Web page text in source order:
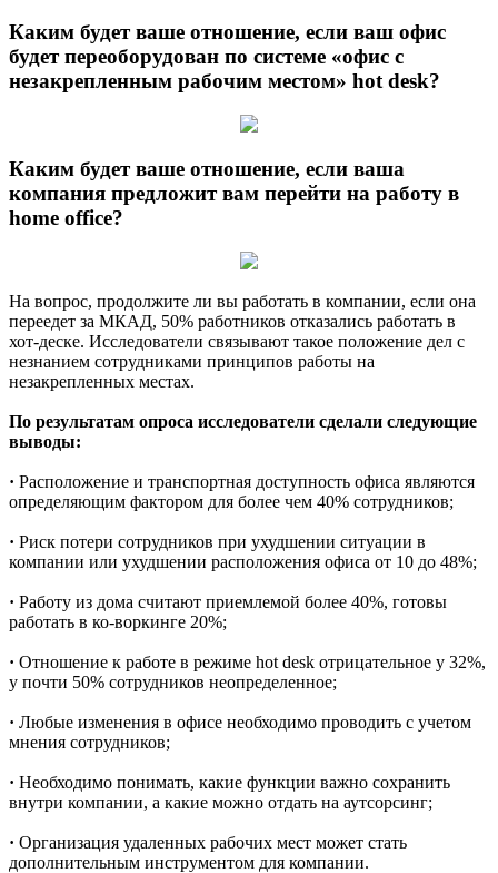
Каким будет ваше отношение, если ваш офис
будет переоборудован по системе «офис с
незакрепленным рабочим местом» hot desk?
Каким будет ваше отношение, если ваша
компания предложит вам перейти на работу в
home office?
На вопрос, продолжите ли вы работать в компании, если она
переедет за МКАД, 50% работников отказались работать в
хот-деске. Исследователи связывают такое положение дел с
незнанием сотрудниками принципов работы на
незакрепленных местах.
По результатам опроса исследователи cделали следующие
выводы:
· Расположение и транспортная доступность офиса являются
определяющим фактором для более чем 40% сотрудников;
· Риск потери сотрудников при ухудшении ситуации в
компании или ухудшении расположения офиса от 10 до 48%;
· Работу из дома считают приемлемой более 40%, готовы
работать в ко-воркинге 20%;
· Отношение к работе в режиме hot desk отрицательное у 32%,
у почти 50% сотрудников неопределенное;
· Любые изменения в офисе необходимо проводить с учетом
мнения сотрудников;
· Необходимо понимать, какие функции важно сохранить
внутри компании, а какие можно отдать на аутсорсинг;
· Организация удаленных рабочих мест может стать
дополнительным инструментом для компании.